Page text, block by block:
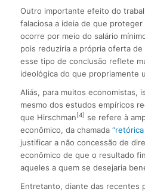
Outro importante efeito do
falaciosa a ideia de que
ocorre por meio do salário
pois reduziria a própria oferta de
esse tipo de conclusão reflete
ideológica do que propriamente
Aliás, para muitos economistas,
mesmo dos estudos empíricos
que Hirschman [4]
se refere à
econômico, da chamada
justificar a não concessão de
econômico de que o resultado
aqueles a quem se desejaria
Entretanto, diante das recentes